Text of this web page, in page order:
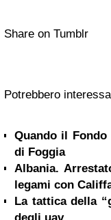
Share on Tumblr
Potrebbero
Quando il
di Foggia
Albania.
legami con
La tattica della